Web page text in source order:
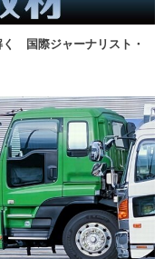
く 国際ジャーナリスト・